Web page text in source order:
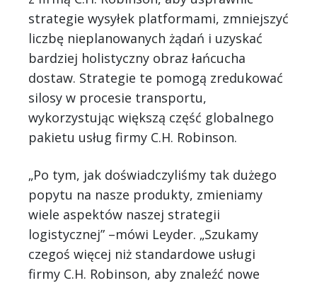
strategie wysyłek platformami, zmniejszyć
liczbę nieplanowanych żądań i uzyskać
bardziej holistyczny obraz łańcucha
dostaw. Strategie te pomogą zredukować
silosy w procesie transportu,
wykorzystując większą część globalnego
pakietu usług firmy C.H. Robinson.
„Po tym, jak doświadczyliśmy tak dużego
popytu na nasze produkty, zmieniamy
wiele aspektów naszej strategii
logistycznej” –mówi Leyder. „Szukamy
czegoś więcej niż standardowe usługi
firmy C.H. Robinson, aby znaleźć nowe